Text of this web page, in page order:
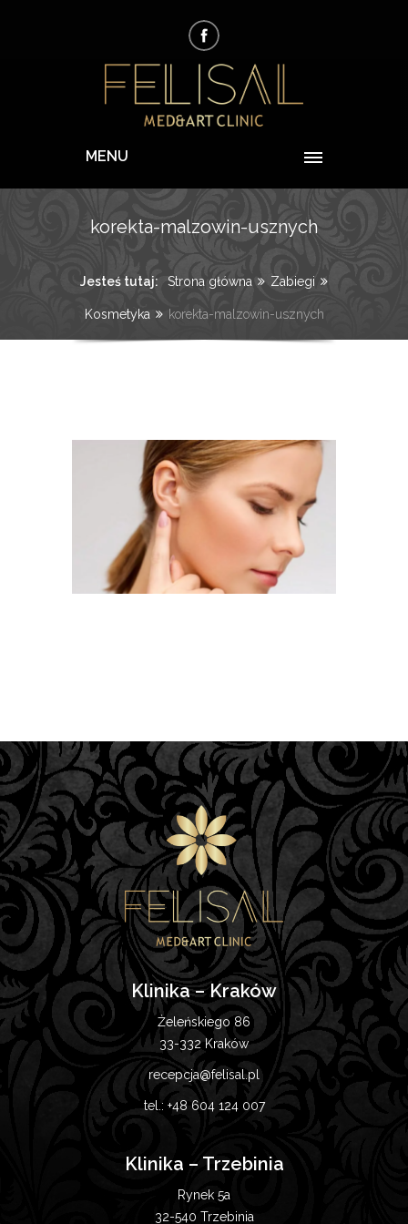
MENU
korekta-malzowin-usznych
Jesteś tutaj: Strona główna Zabiegi
Kosmetyka korekta-malzowin-usznych
Klinika – Kraków
Żeleńskiego 86
33-332 Kraków
recepcja@felisal.pl
tel.: +48 604 124 007
Klinika – Trzebinia
Rynek 5a
32-540 Trzebinia